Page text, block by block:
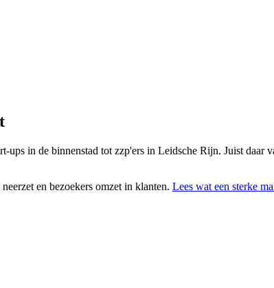
in de binnenstad tot zzp'ers in Leidsche Rijn. Juist daar
en bezoekers omzet in klanten. Lees wat een sterke